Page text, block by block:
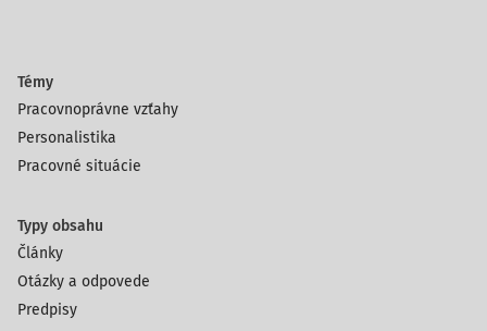
Témy
Pracovnoprávne vzťahy
Personalistika
Pracovné situácie
Typy obsahu
Články
Otázky a odpovede
Predpisy